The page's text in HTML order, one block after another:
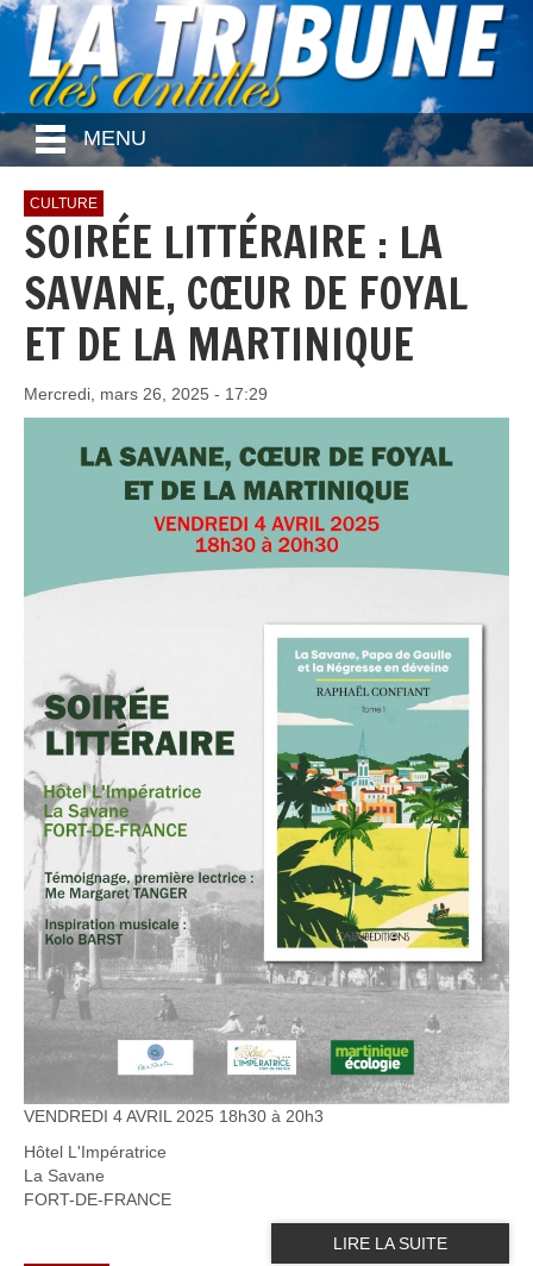
MENU
CULTURE
SOIRÉE LITTÉRAIRE : LA
SAVANE, CŒUR DE FOYAL
ET DE LA MARTINIQUE
Mercredi, mars 26, 2025 - 17:29
VENDREDI 4 AVRIL 2025 18h30 à 20h3
Hôtel L'Impératrice
La Savane
FORT-DE-FRANCE
LIRE LA SUITE